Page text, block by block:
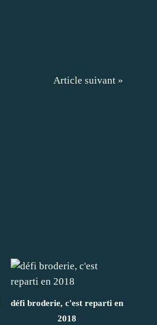
Article suivant »
défi broderie, c'est reparti en
2018